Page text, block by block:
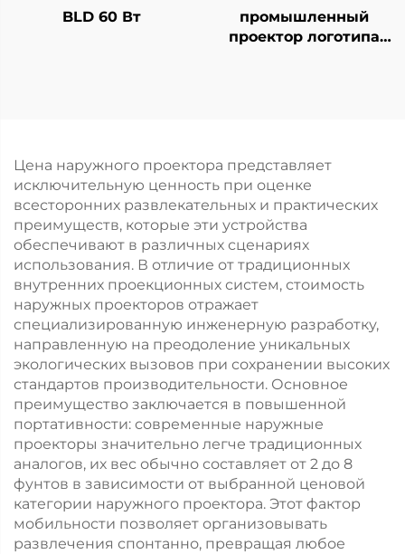
BLD 60 Вт
промышленный
проектор логотипа
заводе и
предупреждения на
пешеходных
дорожках
Цена наружного проектора представляет
исключительную ценность при оценке
всесторонних развлекательных и практических
преимуществ, которые эти устройства
обеспечивают в различных сценариях
использования. В отличие от традиционных
внутренних проекционных систем, стоимость
наружных проекторов отражает
специализированную инженерную разработку,
направленную на преодоление уникальных
экологических вызовов при сохранении высоких
стандартов производительности. Основное
преимущество заключается в повышенной
портативности: современные наружные
проекторы значительно легче традиционных
аналогов, их вес обычно составляет от 2 до 8
фунтов в зависимости от выбранной ценовой
категории наружного проектора. Этот фактор
мобильности позволяет организовывать
развлечения спонтанно, превращая любое